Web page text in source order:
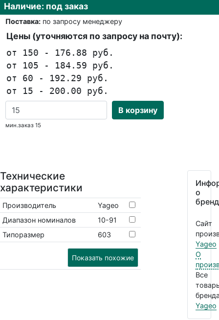
Наличие: под заказ
Поставка:по запросу менеджеру
Цены (уточняются по запросу на почту):
от 150 - 176.88 руб.
от 105 - 184.59 руб.
от 60 - 192.29 руб.
от 15 - 200.00 руб.
В корзину
мин.заказ 15
Технические
характеристики
Производитель
Yageo
Диапазон номиналов
10-91
Типоразмер
603
Показать похожие
о
Сайт
Yageo
О
Все
Yageo